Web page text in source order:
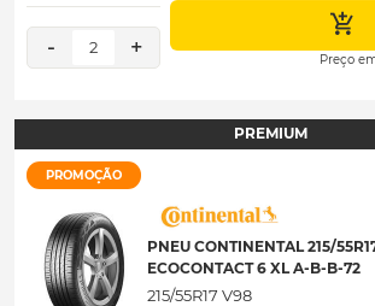
- 2 + Preço
PREMIUM
PROMOÇÃO
PNEU CONTINENTAL 215/
ECOCONTACT 6 XL A-B-B-72
215/55R17 V98